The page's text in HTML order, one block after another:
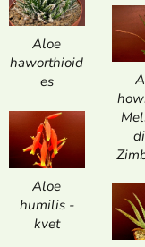
Aloe
haworthioid
es
Aloe
humilis -
kvet